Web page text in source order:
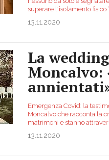
superare l'isolamento fisico
13.11.2020
La
Moncalvo:
Emergenza Covid: la
Moncalvo che racconta la
matrimoni e stanno
13.11.2020